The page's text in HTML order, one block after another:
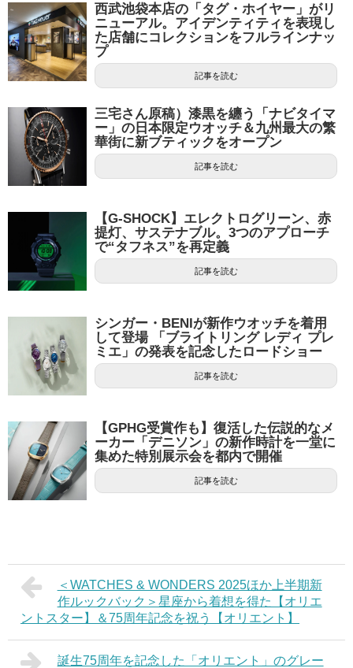
西武池袋本店の「タグ・ホイヤー」がリ
ニューアル。アイデンティティを表現し
た店舗にコレクションをフルラインナッ
プ
記事を読む
三宅さん原稿）漆黒を纏う「ナビタイマ
ー」の日本限定ウオッチ＆九州最大の繁
華街に新ブティックをオープン
記事を読む
【G-SHOCK】エレクトログリーン、赤
提灯、サステナブル。3つのアプローチ
で“タフネス”を再定義
記事を読む
シンガー・BENIが新作ウオッチを着用
して登場 「ブライトリング レディ プレ
ミエ」の発表を記念したロードショー
記事を読む
【GPHG受賞作も】復活した伝説的なメ
ーカー「デニソン」の新作時計を一堂に
集めた特別展示会を都内で開催
記事を読む
＜WATCHES & WONDERS 2025ほか上半期新
作ルックバック＞星座から着想を得た【オリエ
ントスター】＆75周年記念を祝う【オリエント】
誕生75周年を記念した「オリエント」のグレー